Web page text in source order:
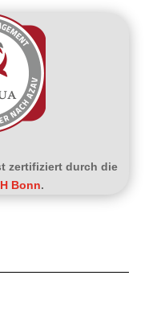
zertifiziert durch die
Bonn.